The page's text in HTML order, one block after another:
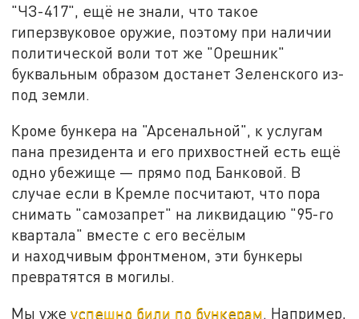
"ЧЗ-417", ещё не знали, что такое
гиперзвуковое оружие, поэтому при наличии
политической воли тот же "Орешник"
буквальным образом достанет Зеленского из-
под земли.
Кроме бункера на "Арсенальной", к услугам
пана президента и его прихвостней есть ещё
одно убежище — прямо под Банковой. В
случае если в Кремле посчитают, что пора
снимать "самозапрет" на ликвидацию "95-го
квартала" вместе с его весёлым
и находчивым фронтменом, эти бункеры
превратятся в могилы.
Мы ужеуспешно били по бункерам. Например,